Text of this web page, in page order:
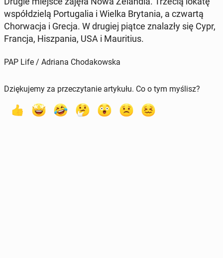
współ­dzie­lą Por­tu­ga­lia i Wielka Bry­ta­nia, a czwartą
Chor­wa­cja i Grecja. W drugiej piątce zna­la­zły się Cypr,
Francja, Hisz­pa­nia, USA i Mau­ri­tius.
PAP Life / Adriana Chodakowska
Dziękujemy za przeczytanie artykułu. Co o tym myślisz?